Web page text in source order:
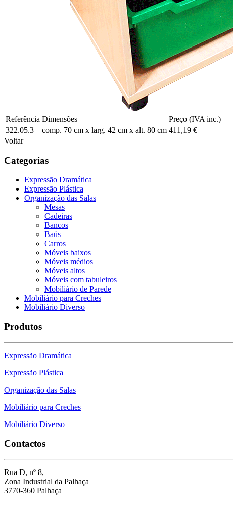
Referência Dimensões
Preço (IVA inc.)
322.05.3
comp. 70 cm x larg. 42 cm x alt. 80 cm 411,19 €
Voltar
Categorias
Expressão Dramática
Expressão Plástica
Organização das Salas
Mesas
Cadeiras
Bancos
Baús
Carros
Móveis baixos
Móveis médios
Móveis altos
Móveis com tabuleiros
Mobiliário de Parede
Mobiliário para Creches
Mobiliário Diverso
Produtos
Expressão Dramática
Expressão Plástica
Organização das Salas
Mobiliário para Creches
Mobiliário Diverso
Contactos
Rua D, nº 8,
Zona Industrial da Palhaça
3770-360 Palhaça